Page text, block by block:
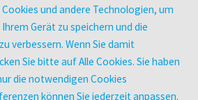
Zeitschriften
Digitale Angebote
Über facultas
und andere Technologien, um
Gerät zu speichern und die
verbessern. Wenn Sie damit
Sie bitte auf Alle Cookies. Sie haben
die notwendigen Cookies
können Sie jederzeit anpassen.